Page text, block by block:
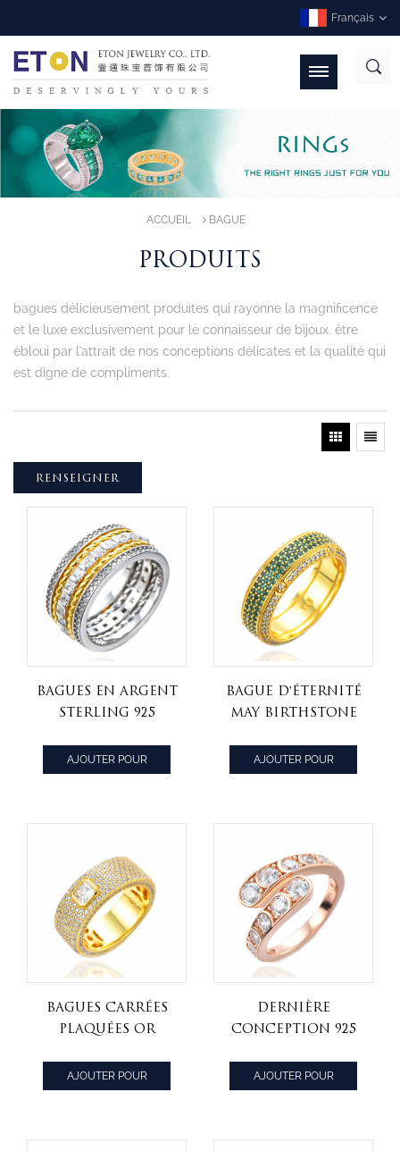
Français
ACCUEIL BAGUE
PRODUITS
bagues délicieusement produites qui rayonne la magnificence
et le luxe exclusivement pour le connaisseur de bijoux. être
ébloui par l'attrait de nos conceptions délicates et la qualité qui
est digne de compliments.
RENSEIGNER
Bagues en argent
sterling 925
diamant 2 tons
placage bague de
d'éternité
AJOUTER POUR
Bague d'éternité
May Birthstone
AJOUTER POUR
Bagues carrées
plaquées or
avec pierres
Halo CZ en
925
AJOUTER POUR
Dernière
conception 925
Clear CZ Bague
de fiançailles
AJOUTER POUR